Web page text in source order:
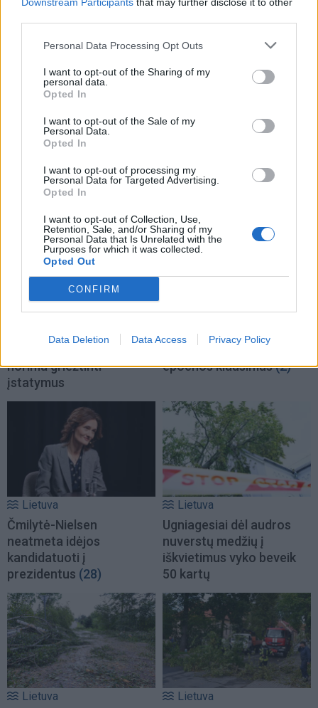
Personal Data Processing Opt Outs
I want to opt-out of the Sharing of my
personal data.
Opted In
I want to opt-out of the Sale of my
Personal Data.
Opted In
I want to opt-out of processing my
Personal Data for Targeted Advertising.
Opted In
I want to opt-out of Collection, Use,
Retention, Sale, and/or Sharing of my
Personal Data that Is Unrelated with the
Purposes for which it was collected.
Opted Out
CONFIRM
Data Deletion Data Access Privacy Policy
Plungė šoka viliotinį
naujakuriams, vardija
Po paauglių smurto
paverčia reginiu?
Lietuva
Smurtas artimoje
aplinkoje: orderiai nuo
tragedijų neapsaugo,
norima griežtinti
įstatymus
Užulėnyje – Smetoninių
šventė: istorikai kels
neatsakytus prezidento
epochos klausimus(2)
Lietuva
Čmilytė-Nielsen
neatmeta idėjos
kandidatuoti į
prezidentus (28)
Lietuva
Ugniagesiai dėl audros
nuverstų medžių į
iškvietimus vyko beveik
50 kartų
Lietuva Lietuva